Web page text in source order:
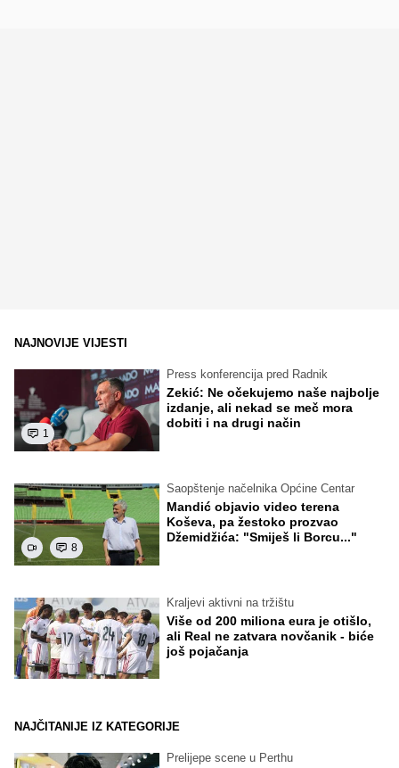
NAJNOVIJE VIJESTI
1
Press konferencija pred Radnik
Zekić: Ne očekujemo naše najbolje
izdanje, ali nekad se meč mora
dobiti i na drugi način
8
Saopštenje načelnika Općine Centar
Mandić objavio video terena
Koševa, pa žestoko prozvao
Džemidžića: "Smiješ li Borcu..."
Kraljevi aktivni na tržištu
Više od 200 miliona eura je otišlo,
ali Real ne zatvara novčanik - biće
još pojačanja
NAJČITANIJE IZ KATEGORIJE
Prelijepe scene u Perthu